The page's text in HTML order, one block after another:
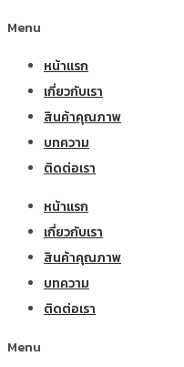
Menu
หน้าแรก
เกี่ยวกับเรา
สินค้าคุณภาพ
บทความ
ติดต่อเรา
หน้าแรก
เกี่ยวกับเรา
สินค้าคุณภาพ
บทความ
ติดต่อเรา
Menu